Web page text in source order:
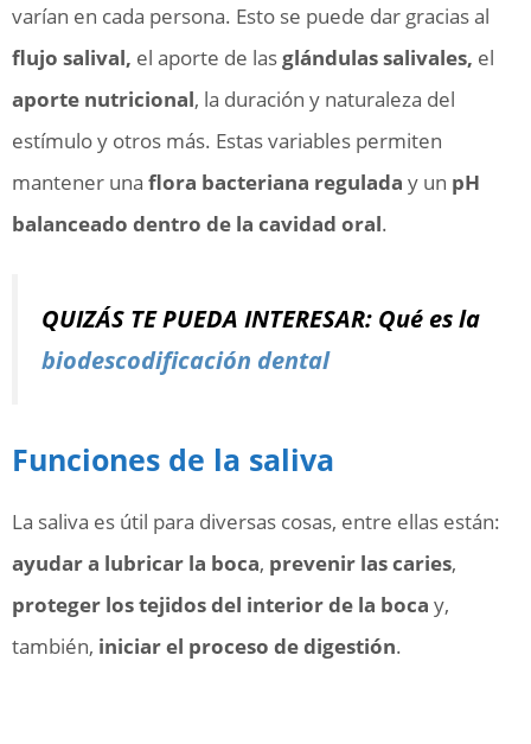
varían en cada persona. Esto se puede dar gracias al
flujo salival, el aporte de lasglándulas salivales, el
aporte nutricional, la duración y naturaleza del
estímulo y otros más. Estas variables permiten
mantener una flora bacteriana regulada y un pH
balanceado dentro de la cavidad oral.
QUIZÁS TE PUEDA INTERESAR: Qué es la
biodescodificación dental
Funciones de la saliva
La saliva es útil para diversas cosas, entre ellas están:
ayudar a lubricar la boca, prevenir las caries,
proteger los tejidos del interior de la boca y,
también, iniciar el proceso de digestión.